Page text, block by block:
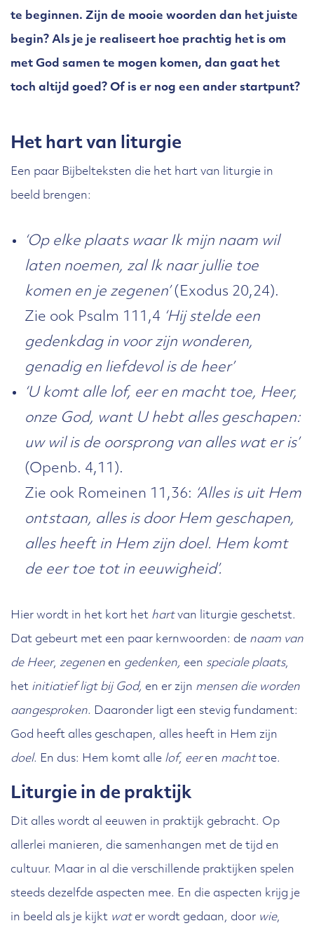
te beginnen. Zijn de mooie woorden dan het juiste
begin? Als je je realiseert hoe prachtig het is om
met God samen te mogen komen, dan gaat het
toch altijd goed? Of is er nog een ander startpunt?
Het hart van liturgie
Een paar Bijbelteksten die het hart van liturgie in
beeld brengen:
‘Op elke plaats waar Ik mijn naam wil
laten noemen, zal Ik naar jullie toe
komen en je zegenen’(Exodus 20,24).
Zie ook Psalm 111,4 ‘Hij stelde een
gedenkdag in voor zijn wonderen,
genadig en liefdevol is de heer’
‘U komt alle lof, eer en macht toe, Heer,
onze God, want U hebt alles geschapen:
uw wil is de oorsprong van alles wat er is’
(Openb. 4,11).
Zie ook Romeinen 11,36: ‘Alles is uit Hem
ontstaan, alles is door Hem geschapen,
alles heeft in Hem zijn doel. Hem komt
de eer toe tot in eeuwigheid’.
Hier wordt in het kort het hartvan liturgie geschetst.
Dat gebeurt met een paar kernwoorden: de naam van
de Heer, zegenen en gedenken, een speciale plaats,
het initiatief ligt bij God, en er zijn mensen die worden
aangesproken. Daaronder ligt een stevig fundament:
God heeft alles geschapen, alles heeft in Hem zijn
doel. En dus: Hem komt alle lof, eeren machttoe.
Liturgie in de praktijk
Dit alles wordt al eeuwen in praktijk gebracht. Op
allerlei manieren, die samenhangen met de tijd en
cultuur. Maar in al die verschillende praktijken spelen
steeds dezelfde aspecten mee. En die aspecten krijg je
in beeld als je kijkt water wordt gedaan, door wie,